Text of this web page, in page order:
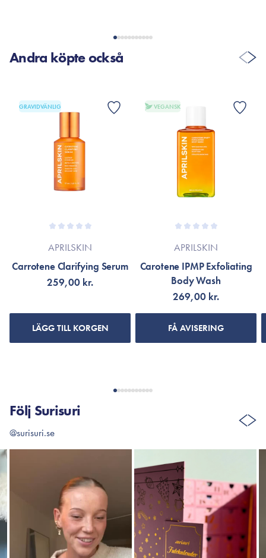
Andra köpte också
GRAVIDVÄNLIG
APRILSKIN
Carrotene Clarifying Serum
259,00 kr.
LÄGG TILL KORGEN
VEGANSK
APRILSKIN
Carotene IPMP Exfoliating
Body Wash
269,00 kr.
FÅ AVISERING
Följ Surisuri
@surisuri.se